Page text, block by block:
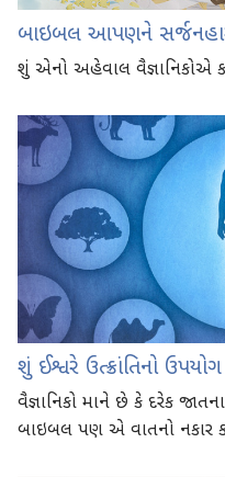
બાઇબલ આપણને
શું એનો અહેવાલ વૈજ્ઞાનિકોએ
શું ઈશ્વરે ઉત્ક્રાંતિનો
વૈજ્ઞાનિકો માને છે કે દરેક
બાઇબલ પણ એ વાતનો નકાર